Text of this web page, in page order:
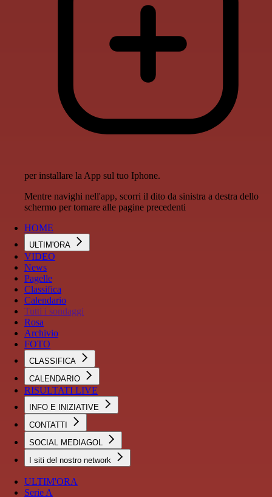
per installare la App sul tuo Iphone.
Mentre navighi nell'app, scorri il dito da sinistra a destra dello
schermo per tornare alle pagine precedenti
HOME
ULTIM'ORA
VIDEO
News
Pagelle
Classifica
Calendario
Tutti i sondaggi
Rosa
Archivio
FOTO
CLASSIFICA
CALENDARIO
RISULTATI LIVE
INFO E INIZIATIVE
CONTATTI
SOCIAL MEDIAGOL
I siti del nostro network
ULTIM'ORA
Serie A